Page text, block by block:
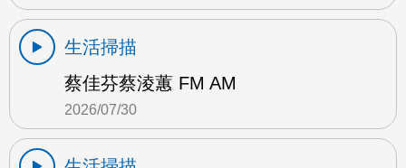
生活掃描
蔡佳芬蔡淩蕙 FM AM
2026/07/30